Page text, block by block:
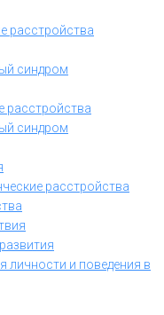
расстройства
синдром
расстройства
синдром
расстройства
личности и поведения в